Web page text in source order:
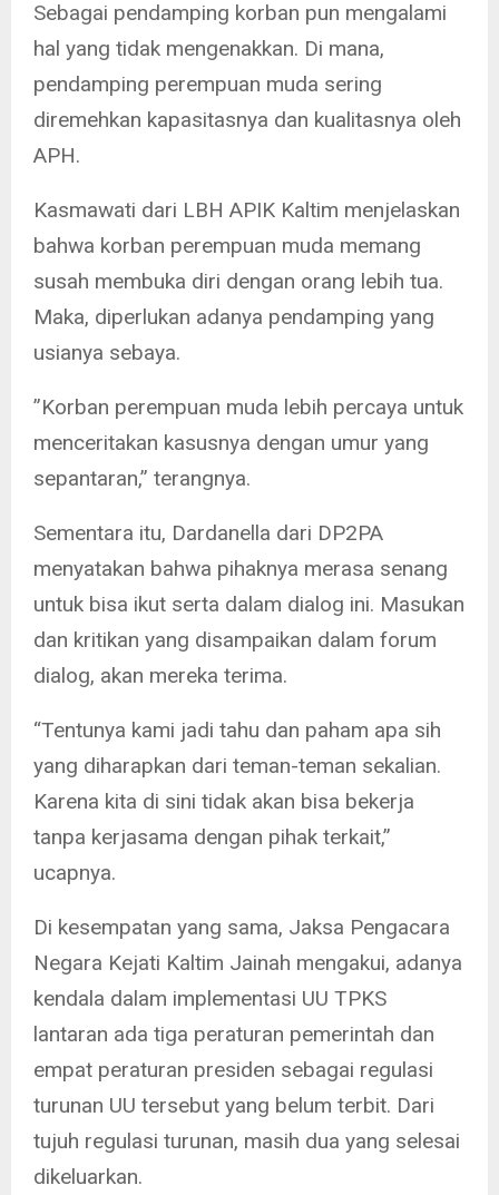
Sebagai pendamping korban pun mengalami
hal yang tidak mengenakkan. Di mana,
pendamping perempuan muda sering
diremehkan kapasitasnya dan kualitasnya oleh
APH.
Kasmawati dari LBH APIK Kaltim menjelaskan
bahwa korban perempuan muda memang
susah membuka diri dengan orang lebih tua.
Maka, diperlukan adanya pendamping yang
usianya sebaya.
”Korban perempuan muda lebih percaya untuk
menceritakan kasusnya dengan umur yang
sepantaran,” terangnya.
Sementara itu, Dardanella dari DP2PA
menyatakan bahwa pihaknya merasa senang
untuk bisa ikut serta dalam dialog ini. Masukan
dan kritikan yang disampaikan dalam forum
dialog, akan mereka terima.
“Tentunya kami jadi tahu dan paham apa sih
yang diharapkan dari teman-teman sekalian.
Karena kita di sini tidak akan bisa bekerja
tanpa kerjasama dengan pihak terkait,”
ucapnya.
Di kesempatan yang sama, Jaksa Pengacara
Negara Kejati Kaltim Jainah mengakui, adanya
kendala dalam implementasi UU TPKS
lantaran ada tiga peraturan pemerintah dan
empat peraturan presiden sebagai regulasi
turunan UU tersebut yang belum terbit. Dari
tujuh regulasi turunan, masih dua yang selesai
dikeluarkan.